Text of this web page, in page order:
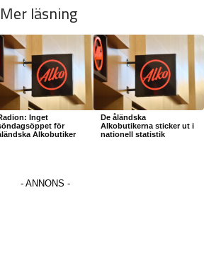
Mer läsning
Inget
för
Alkobutiker
De åländska
Alkobutikerna sticker ut i
nationell statistik